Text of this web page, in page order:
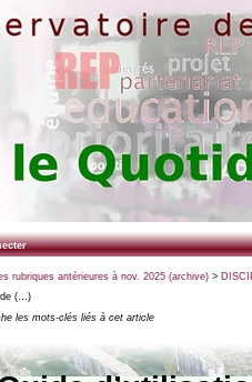
rubriques antérieures à nov. 2025 (archive)>
de (…)
les mots-clés liés à cet article